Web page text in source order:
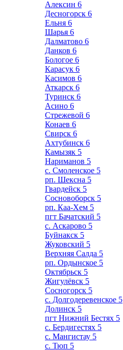
Алексин 6
Десногорск 6
Ельня 6
Шарья 6
Далматово 6
Данков 6
Бологое 6
Карасук 6
Касимов 6
Аткарск 6
Туринск 6
Асино 6
Стрежевой 6
Конаев 6
Свирск 6
Ахтубинск 6
Камызяк 5
Нариманов 5
с. Смоленское 5
рп. Шексна 5
Гвардейск 5
Сосновоборск 5
рп. Каа-Хем 5
пгт Бачатский 5
с. Аскарово 5
Буйнакск 5
Жуковский 5
Верхняя Салда 5
рп. Ордынское 5
Октябрьск 5
Жигулёвск 5
Сосногорск 5
с. Долгодеревенское 5
Долинск 5
пгт Нижний Бестях 5
с. Бердигестях 5
с. Мангистау 5
с. Тюп 5